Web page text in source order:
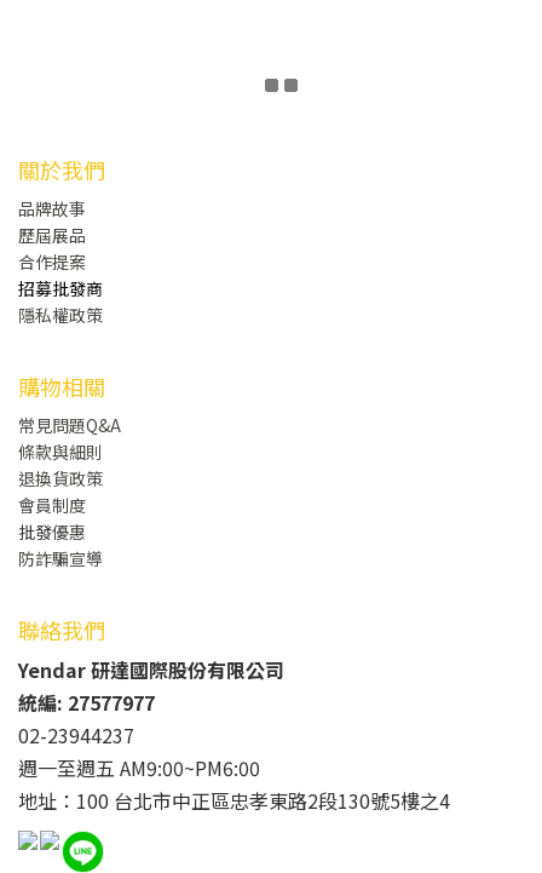
關於我們
品牌故事
歷屆展品
合作提案
招募批發商
隱私權政策
購物相關
常見問題Q&A
條款與細則
退換貨政策
會員制度
批發優惠
防詐騙宣導
聯絡我們
Yendar 研達國際股份有限公司
統編: 27577977
02-23944237
週一至週五 AM9:00~PM6:00
地址：100 台北市中正區忠孝東路2段130號5樓之4